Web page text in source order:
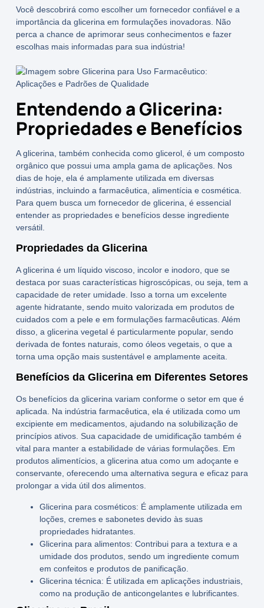
Você descobrirá como escolher um fornecedor confiável e a
importância da glicerina em formulações inovadoras. Não
perca a chance de aprimorar seus conhecimentos e fazer
escolhas mais informadas para sua indústria!
Entendendo a Glicerina:
Propriedades e Benefícios
Aglicerina , também conhecida como glicerol, é um composto
orgânico que possui uma ampla gama de aplicações. Nos
dias de hoje, ela é amplamente utilizada em diversas
indústrias, incluindo a farmacêutica, alimentícia e cosmética.
Para quem busca um fornecedor de glicerina , é essencial
entender as propriedades e benefícios desse ingrediente
versátil.
Propriedades da Glicerina
Aglicerina é um líquido viscoso, incolor e inodoro, que se
destaca por suas características higroscópicas, ou seja, tem a
capacidade de reter umidade. Isso a torna um excelente
agente hidratante, sendo muito valorizada em produtos de
cuidados com a pele e em formulações farmacêuticas. Além
disso, a glicerina vegetalé particularmente popular, sendo
derivada de fontes naturais, como óleos vegetais, o que a
torna uma opção mais sustentável e amplamente aceita.
Benefícios da Glicerina em Diferentes Setores
Os benefícios da glicerinavariam conforme o setor em que é
aplicada. Na indústria farmacêutica, ela é utilizada como um
excipiente em medicamentos, ajudando na solubilização de
princípios ativos. Sua capacidade de umidificação também é
vital para manter a estabilidade de várias formulações. Em
produtos alimentícios, a glicerinaatua como um adoçante e
conservante, oferecendo uma alternativa segura e eficaz para
prolongar a vida útil dos alimentos.
Glicerina para cosméticos: É amplamente utilizada em
loções, cremes e sabonetes devido às suas
propriedades hidratantes.
Glicerina para alimentos: Contribui para a textura e a
umidade dos produtos, sendo um ingrediente comum
em confeitos e produtos de panificação.
Glicerina técnica: É utilizada em aplicações industriais,
como na produção de anticongelantes e lubrificantes.